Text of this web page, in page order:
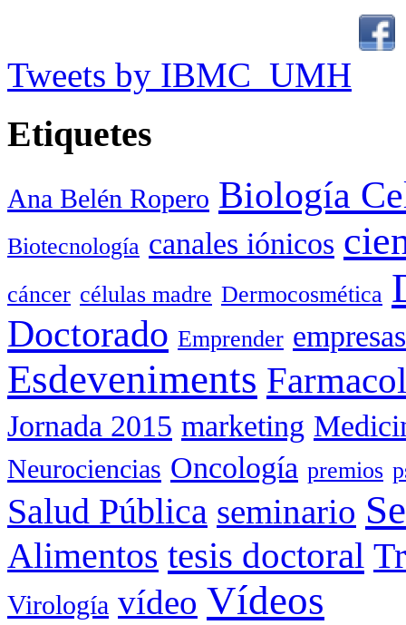
Tweets by IBMC_UMH
Etiquetes
Ana Belén Ropero Biología
Biotecnología canales iónicos
cáncer células madre Dermocosmética
Doctorado Emprender empresas
Esdeveniments
Jornada 2015 marketing
Neurociencias Oncología premios
Salud Pública seminario
Alimentos tesis doctoral
Virología vídeo Vídeos